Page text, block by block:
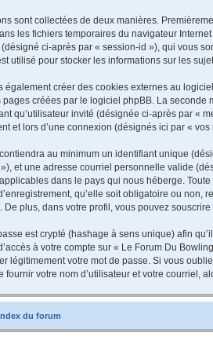
sont collectées de deux manières.
les fichiers temporaires du navigateur
ci-après par « session-id »), qui vous
utilisé pour stocker les informations sur les
également créer des cookies externes au
créées par le logiciel phpBB. La seconde
qu’utilisateur invité (désignée ci-après par «
et lors d’une connexion (désignés ici par « vos
au minimum un identifiant unique
et une adresse courriel personnelle valide
dans le pays qui nous héberge.
qu’elle soit obligatoire ou non,
De plus, dans votre profil, vous pouvez
est crypté (hashage à sens unique) afin
à votre compte sur « Le Forum Du
légitimement votre mot de passe. Si vous
fournir votre nom d’utilisateur et votre courriel,
du forum